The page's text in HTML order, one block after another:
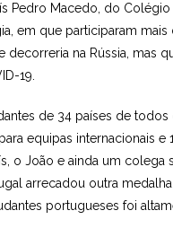
Pedro Macedo, do
em que participaram
decorreria na Rússia,
19.
de 34 países de
equipas internacionais
o João e ainda um
arrecadou outra
portugueses foi